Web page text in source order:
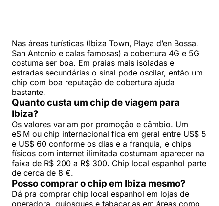
Nas áreas turísticas (Ibiza Town, Playa d’en Bossa,
San Antonio e calas famosas) a cobertura 4G e 5G
costuma ser boa. Em praias mais isoladas e
estradas secundárias o sinal pode oscilar, então um
chip com boa reputação de cobertura ajuda
bastante.
Quanto custa um chip de viagem para
Ibiza?
Os valores variam por promoção e câmbio. Um
eSIM ou chip internacional fica em geral entre US$ 5
e US$ 60 conforme os dias e a franquia, e chips
físicos com internet ilimitada costumam aparecer na
faixa de R$ 200 a R$ 300. Chip local espanhol parte
de cerca de 8 €.
Posso comprar o chip em Ibiza mesmo?
Dá pra comprar chip local espanhol em lojas de
operadora, quiosques e tabacarias em áreas como